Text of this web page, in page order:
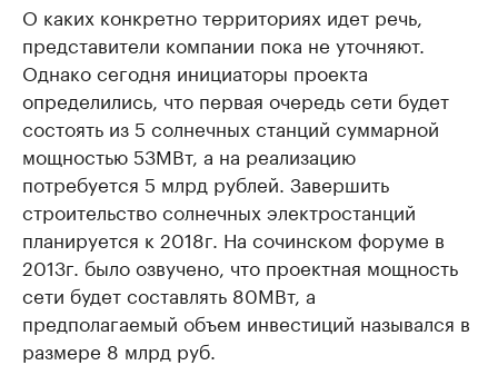
О каких конкретно территориях идет речь,
представители компании пока не уточняют.
Однако сегодня инициаторы проекта
определились, что первая очередь сети будет
состоять из 5 солнечных станций суммарной
мощностью 53МВт, а на реализацию
потребуется 5 млрд рублей. Завершить
строительство солнечных электростанций
планируется к 2018г. На сочинском форуме в
2013г. было озвучено, что проектная мощность
сети будет составлять 80МВт, а
предполагаемый объем инвестиций назывался в
размере 8 млрд руб.